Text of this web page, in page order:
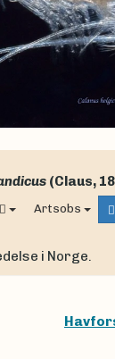
(Claus,
Artsobs